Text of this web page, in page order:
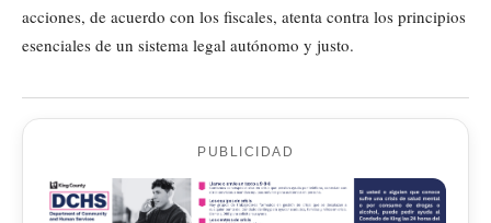
acciones, de acuerdo con los fiscales, atenta contra los principios
esenciales de un sistema legal autónomo y justo.
PUBLICIDAD